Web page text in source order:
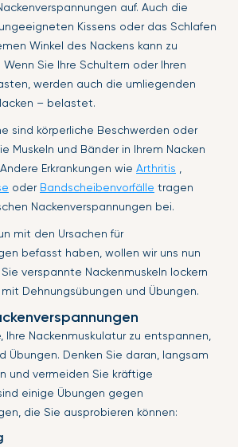
auf. Auch die
Kissens oder das Schlafen
Winkel des Nackens kann zu
Sie Ihre Schultern oder Ihren
werden auch die umliegenden
– belastet.
sind körperliche Beschwerden oder
Muskeln und Bänder in Ihrem Nacken
Erkrankungen wie Arthritis
oder Bandscheibenvorfälle tragen
Nackenverspannungen bei.
mit den Ursachen für
befasst haben, wollen wir uns nun
verspannte Nackenmuskeln lockern
Dehnungsübungen und Übungen.
Nackenmuskulatur zu entspannen,
Übungen. Denken Sie daran, langsam
und vermeiden Sie kräftige
einige Übungen gegen
die Sie ausprobieren können: